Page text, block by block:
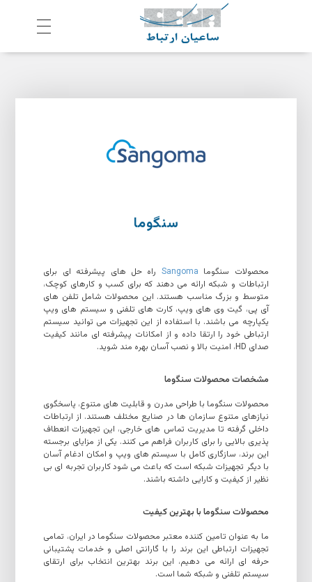
ش
رکت ساعیان ارتباط آینده پیشرو یکپارچگی و امنیت در ارتباط
سنگوما
محصولات سنگوما Sangoma راه حل های پیشرفته ای برای
ارتباطات و شبکه ارائه می دهند که برای کسب و کارهای کوچک،
متوسط و بزرگ مناسب هستند. این محصولات شامل تلفن های
آی پی، گیت وی های ویپ، کارت های تلفنی و سیستم های ویپ
یکپارچه می باشند. با استفاده از این تجهیزات می توانید سیستم
ارتباطی خود را ارتقا داده و از امکانات پیشرفته ای مانند کیفیت
صدای HD، امنیت بالا و نصب آسان بهره مند شوید.
مشخصات محصولات سنگوما
محصولات سنگوما با طراحی مدرن و قابلیت های متنوع، پاسخگوی
نیازهای متنوع سازمان ها در صنایع مختلف هستند. از ارتباطات
داخلی گرفته تا مدیریت تماس های خارجی، این تجهیزات انعطاف
پذیری بالایی را برای کاربران فراهم می کنند. یکی از مزایای برجسته
این برند، سازگاری کامل با سیستم های ویپ و امکان ادغام آسان
با دیگر تجهیزات شبکه است که باعث می شود کاربران تجربه ای بی
نظیر از کیفیت و کارایی داشته باشند.
محصولات سنگوما با بهترین کیفیت
ما به عنوان تامین کننده معتبر محصولات سنگوما در ایران، تمامی
تجهیزات ارتباطی این برند را با گارانتی اصلی و خدمات پشتیبانی
حرفه ای ارائه می دهیم، این برند بهترین انتخاب برای ارتقای
سیستم تلفنی و شبکه شما است.